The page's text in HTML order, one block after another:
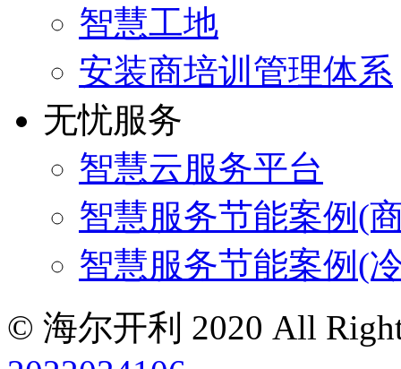
智慧工地
安装商培训管理体系
无忧服务
智慧云服务平台
智慧服务节能案例(
智慧服务节能案例(
© 海尔开利 2020 All